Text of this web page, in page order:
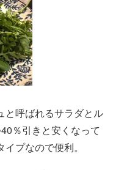
と呼ばれるサラダとル
％引きと安くなって
プなので便利。